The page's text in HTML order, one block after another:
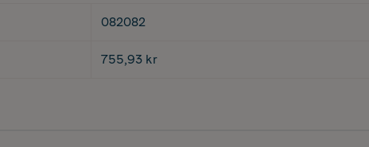
082082
755,93 kr